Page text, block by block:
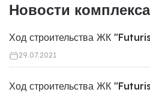
Новости комплекса
Ход строительства ЖК
29.07.2021
Ход строительства ЖК